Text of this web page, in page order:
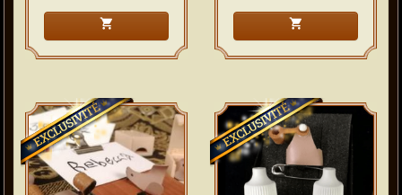
shopping_cart shopping_cart